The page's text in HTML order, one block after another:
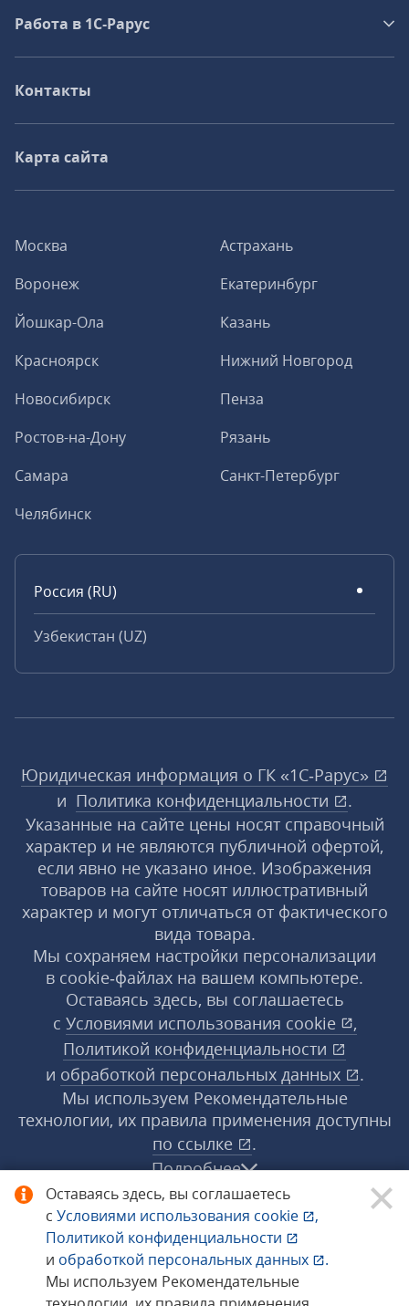
Оставаясь здесь, вы соглашаетесь
с Условиями использования cookie
,
Политикой конфиденциальности
и обработкой персональных данных
.
Мы используем Рекомендательные
Москва
Астрахань
Воронеж
Екатеринбург
Йошкар-Ола
Казань
Красноярск
Нижний Новгород
Новосибирск
Пенза
Ростов-на-Дону
Рязань
Самара
Санкт-Петербург
Челябинск
Россия (RU)
Узбекистан (UZ)
Работа в 1С‑Рарус
Контакты
Карта сайта
Юридическая информация о ГК «1С‑Рарус»
и Политика конфиденциальности
.
Указанные на сайте цены носят справочный
характер и не являются публичной офертой,
если явно не указано иное. Изображения
товаров на сайте носят иллюстративный
характер и могут отличаться от фактического
вида товара.
Мы сохраняем настройки персонализации
в cookie‑файлах на вашем компьютере.
Оставаясь здесь, вы соглашаетесь
с Условиями использования cookie
,
Политикой конфиденциальности
и обработкой персональных данных
.
Мы используем Рекомендательные
технологии, их правила применения доступны
по ссылке
.
Подробнее
© 1998−2026 «1С‑Рарус» ®. Все права
защищены.